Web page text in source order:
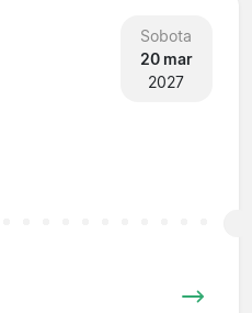
Sobota
20 mar
2027